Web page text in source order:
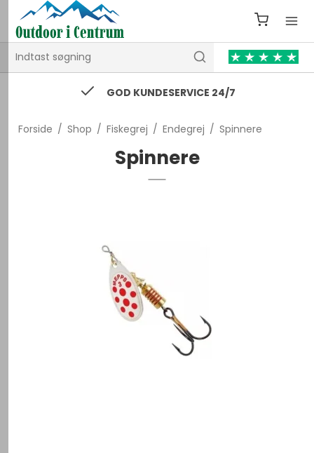
74 43 53 55 / kontakt@outdooricentrum.dk
Forside / Shop / Fiskegrej / Endegrej / Spinnere
Spinnere